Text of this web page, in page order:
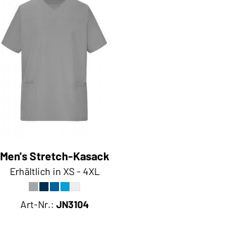
Men's Stretch-Kasack
Erhältlich in XS - 4XL
Art-Nr.:JN3104